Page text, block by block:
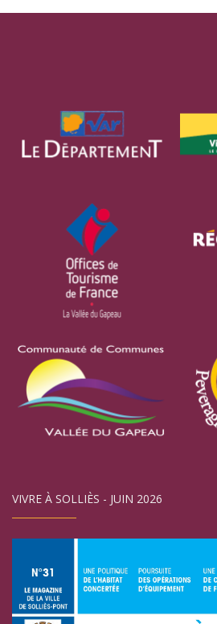
VIVRE À SOLLIÈS - JUIN 2026